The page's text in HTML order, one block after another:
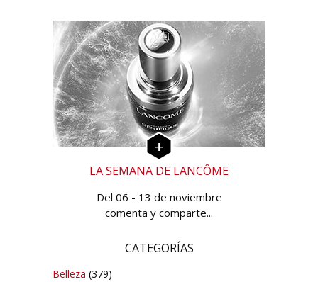
LA SEMANA DE LANCÔME
Del 06 - 13 de noviembre
comenta y comparte...
CATEGORÍAS
Belleza (379)